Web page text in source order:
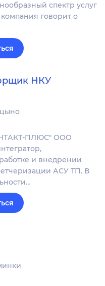
спектр услуг
говорит о
НКУ
ПЛЮС" ООО
и внедрении
АСУ ТП. В